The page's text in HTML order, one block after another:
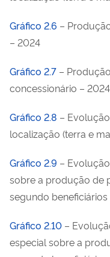
Gráfico 2.6 –
– 2024
Gráfico 2.7 –
concessionário – 2024
Gráfico 2.8 –
localização (terra e
Gráfico 2.9 –
sobre a produção de
segundo
Gráfico 2.10 –
especial sobre a